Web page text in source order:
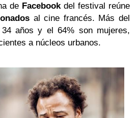
de Facebookdel festival reúne
al cine francés. Más del
años y el 64% son mujeres,
a núcleos urbanos.